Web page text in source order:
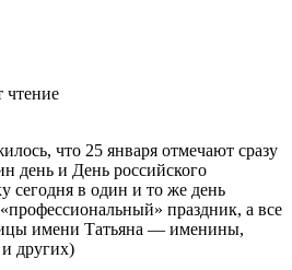
чтение
что 25 января отмечают сразу
день и День российского
сегодня в один и то же день
праздник, а все
имени Татьяна — именины,
других)